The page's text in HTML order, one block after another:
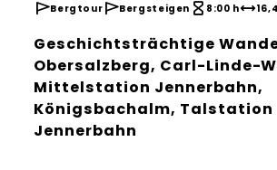
Bergtour Bergsteigen 8:00 h
Geschichtsträchtige
Obersalzberg, Carl-Linde-
Mittelstation Jennerbahn,
Königsbachalm, Talstation
Jennerbahn